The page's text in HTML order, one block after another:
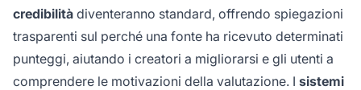
credibilità diventeranno standard, offrendo spiegazioni
trasparenti sul perché una fonte ha ricevuto determinati
punteggi, aiutando i creatori a migliorarsi e gli utenti a
comprendere le motivazioni della valutazione. I sistemi